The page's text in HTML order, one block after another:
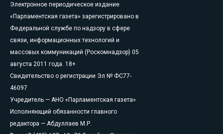
Электронное периодическое издание
«Парламентская газета» зарегистрировано в
Федеральной службе по надзору в сфере
связи, информационных технологий и
массовых коммуникаций (Роскомнадзор) 05
августа 2011 года. 18+
Свидетельство о регистрации Эл № ФС77-
46097
Учредитель — АНО «Парламентская газета»
Исполняющий обязанности главного
редактора — Абдуллаев М.Р.